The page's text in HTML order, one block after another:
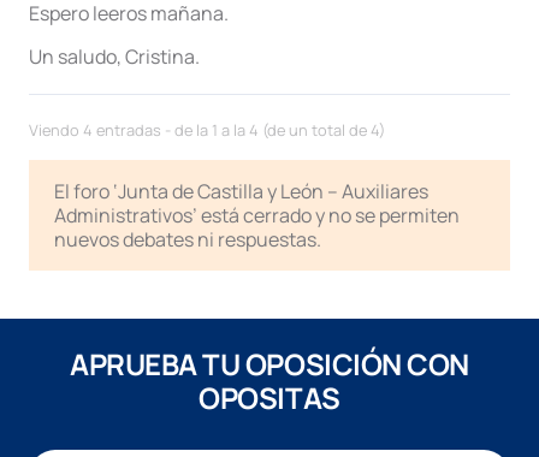
Espero leeros mañana.
Un saludo, Cristina.
Viendo 4 entradas - de la 1 a la 4 (de un total de 4)
El foro ‘Junta de Castilla y León – Auxiliares
Administrativos’ está cerrado y no se permiten
nuevos debates ni respuestas.
APRUEBA TU OPOSICIÓN CON
OPOSITAS